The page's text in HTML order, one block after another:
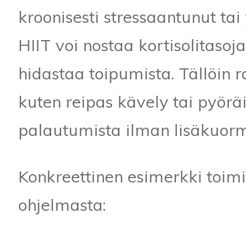
kroonisesti stressaantunut
HIIT voi nostaa
hidastaa toipumista. Tällöin
kuten reipas kävely tai
palautumista ilman
Konkreettinen esimerkki
ohjelmasta: